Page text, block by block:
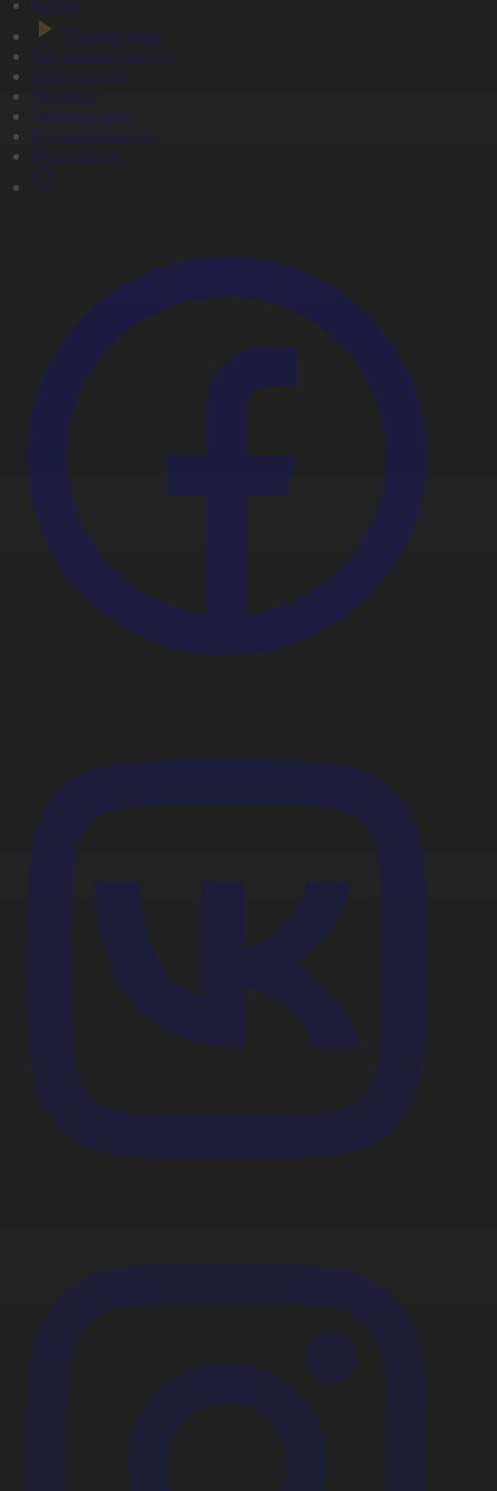
Басты
Тікелей эфир
Бағдарлама кестесі
Жаңалықтар
Жобалар
Телехикаялар
Мультсериалдар
Видеоархив